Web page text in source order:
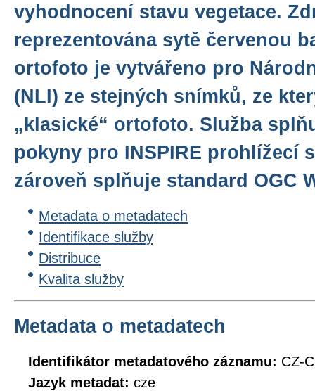
vyhodnocení stavu vegetace.
reprezentována sytě červenou
ortofoto je vytvářeno pro
(NLI) ze stejných snímků, ze
„klasické“ ortofoto. Služba
pokyny pro INSPIRE prohlížecí
zároveň splňuje standard OGC
Metadata o metadatech
Identifikace služby
Distribuce
Kvalita služby
Metadata o metadatech
Identifikátor metadatového záznamu: CZ-
Jazyk metadat: cze